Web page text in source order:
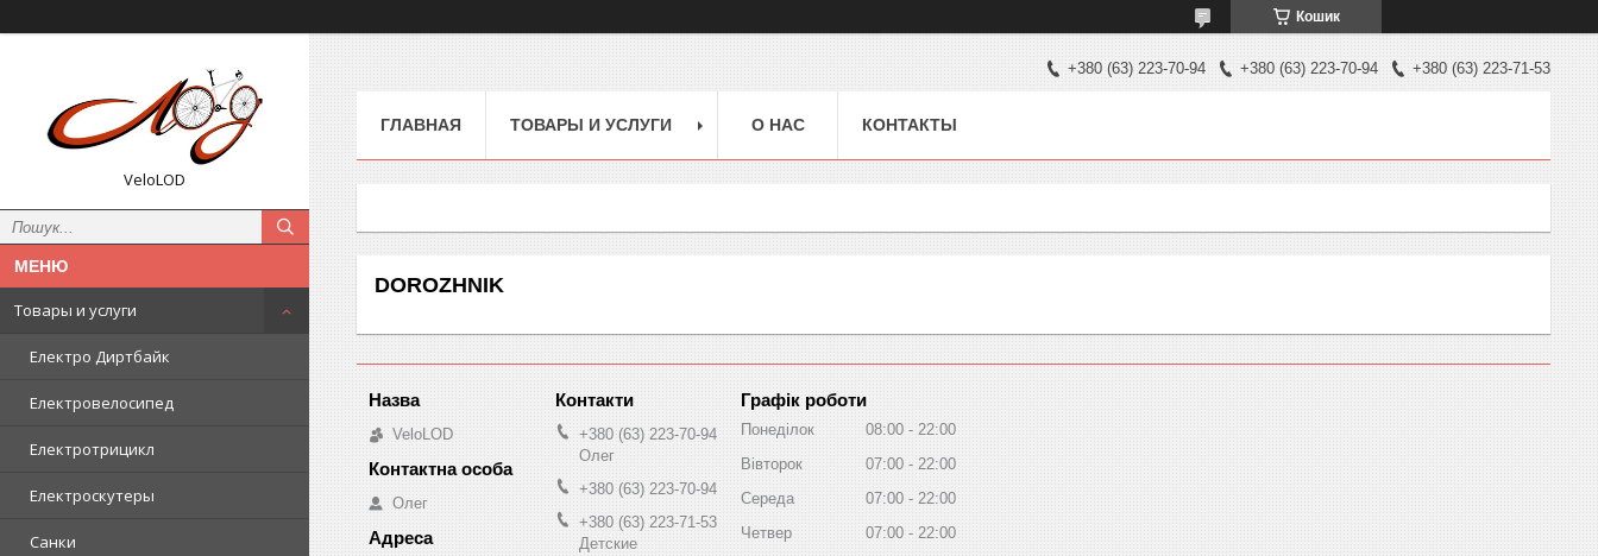
Кошик
VeloLOD
Товары и услуги
Електро Диртбайк
Електровелосипед
Електротрицикл
Електроскутеры
Санки
+380 (63) 223-70-94 +380 (63) 223-70-94 +380 (63) 223-71-53
ГЛАВНАЯ ТОВАРЫ И УСЛУГИ О НАС КОНТАКТЫ
DOROZHNIK
VeloLOD
Олег
+380 (63) 223-70-94
Олег
+380 (63) 223-70-94
+380 (63) 223-71-53
Детские
Графік роботи
Понеділок 08:00
22:00
Вівторок
07:00
22:00
Середа
07:00
22:00
Четвер
07:00
22:00